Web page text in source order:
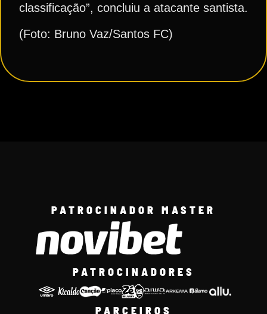
classificação”, concluiu a atacante santista.
(Foto: Bruno Vaz/Santos FC)
PATROCINADOR MASTER
PATROCINADORES
PARCEIROS